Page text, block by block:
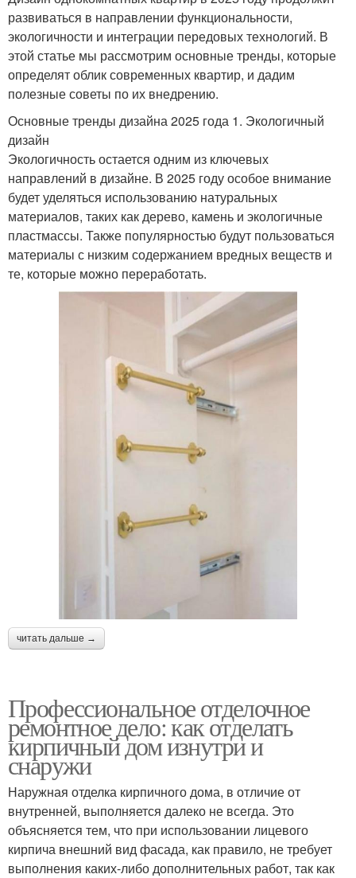
развиваться в направлении функциональности,
экологичности и интеграции передовых технологий. В
этой статье мы рассмотрим основные тренды, которые
определят облик современных квартир, и дадим
полезные советы по их внедрению.
Основные тренды дизайна 2025 года 1. Экологичный
дизайн
Экологичность остается одним из ключевых
направлений в дизайне. В 2025 году особое внимание
будет уделяться использованию натуральных
материалов, таких как дерево, камень и экологичные
пластмассы. Также популярностью будут пользоваться
материалы с низким содержанием вредных веществ и
те, которые можно переработать.
читать дальше →
Профессиональное отделочное
ремонтное дело: как отделать
кирпичный дом изнутри и
снаружи
Наружная отделка кирпичного дома, в отличие от
внутренней, выполняется далеко не всегда. Это
объясняется тем, что при использовании лицевого
кирпича внешний вид фасада, как правило, не требует
выполнения каких-либо дополнительных работ, так как